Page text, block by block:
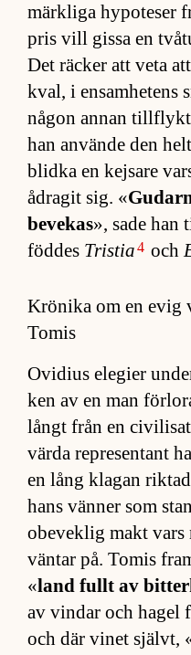
märk­liga hy­po­te­ser
pris vill gissa en
Det räcker att veta
kval, i en­sam­he­tens
nå­gon an­nan
han an­vände den
blidka en kej­sare
ådra­git sig. «
be­ve­kas», sade han
föd­des Tristia4 och
Krönika om en evig
Tomis
Ovi­dius ele­gier
ken av en man
långt från en
värda re­pre­sen­tant
en lång kla­gan
hans vän­ner som
obe­vek­lig makt vars
vän­tar på. To­mis
«land fullt av
av vin­dar och ha­gel
och där vi­net självt,